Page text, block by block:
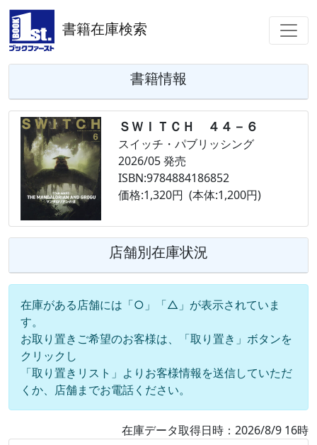
書籍在庫検索
書籍情報
ＳＷＩＴＣＨ ４４－６
スイッチ・パブリッシング
2026/05 発売
ISBN:9784884186852
価格:1,320円 (本体:1,200円)
店舗別在庫状況
在庫がある店舗には「○」「△」が表示されていま
す。
お取り置きご希望のお客様は、「取り置き」ボタンを
クリックし
「取り置きリスト」よりお客様情報を送信していただ
くか、店舗までお電話ください。
在庫データ取得日時：2026/8/9 16時